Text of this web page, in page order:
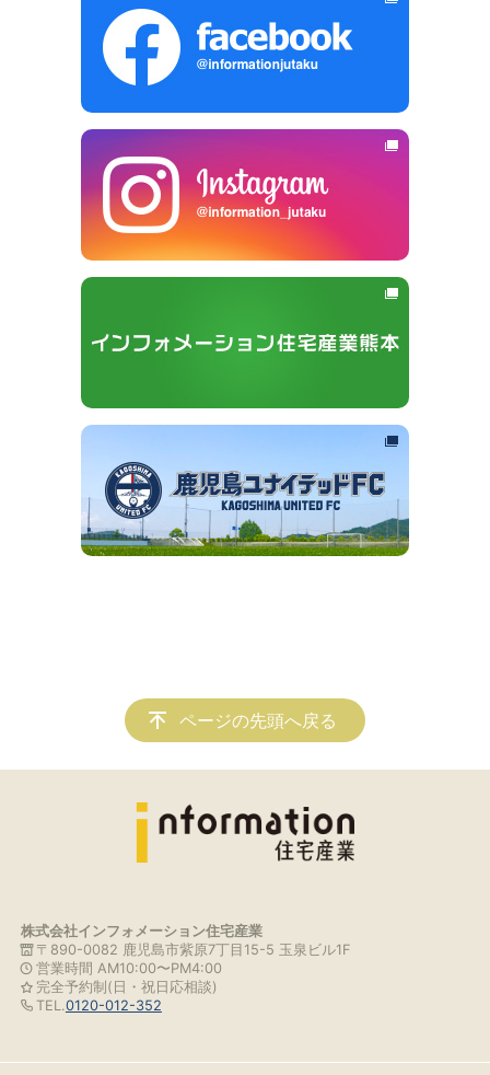
ページの先頭へ戻る
株式会社インフォメーション住宅産業
〒890-0082 鹿児島市紫原7丁目15-5 玉泉ビル1F
営業時間 AM10:00〜PM4:00
完全予約制(日・祝日応相談)
TEL.0120-012-352